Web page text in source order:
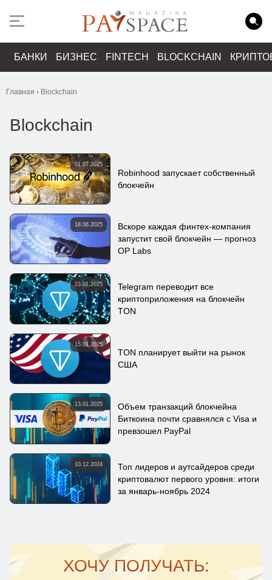
БАНКИ БИЗНЕС FINTECH BLOCKCHAIN
Главная › Blockchain
Blockchain
01.07.2025
Robinhood запускает собственный
блокчейн
18.06.2025
Вскоре каждая финтех-компания
запустит свой блокчейн — прогноз
OP Labs
23.01.2025
Telegram переводит все
криптоприложения на блокчейн
TON
15.01.2025
TON планирует выйти на рынок
США
13.01.2025
Объем транзакций блокчейна
Биткоина почти сравнялся с Visa и
превзошел PayPal
10.12.2024
Топ лидеров и аутсайдеров среди
криптовалют первого уровня: итоги
за январь-ноябрь 2024
ХОЧУ ПОЛУЧАТЬ: